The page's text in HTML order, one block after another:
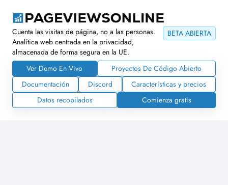
BETA ABIERTA
Cuenta las visitas de página, no a las personas.
Analítica web centrada en la privacidad,
almacenada de forma segura en la UE.
Ver Demo En Vivo
Proyectos De Código Abierto
Documentación
Discord
Características y precios
Datos recopilados
Comienza gratis